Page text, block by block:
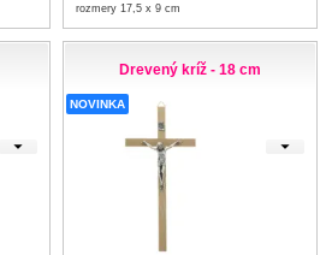
rozmery 17,5 x 9 cm
Drevený kríž - 18 cm
NOVINKA